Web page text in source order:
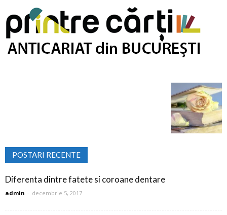
POSTARI RECENTE
Diferenta dintre fatete si coroane dentare
admin - decembrie 5, 2017